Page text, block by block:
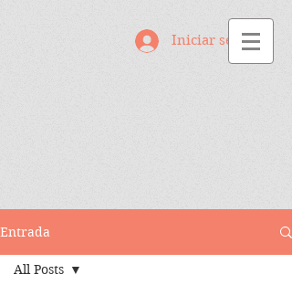
Iniciar sesión
Entrada
All Posts